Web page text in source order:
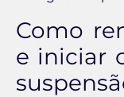
Como
e iniciar